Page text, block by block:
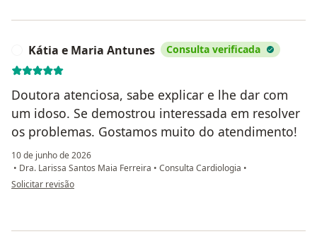
Kátia e Maria Antunes Consulta verificada
Doutora atenciosa, sabe explicar e lhe dar com
um idoso. Se demostrou interessada em resolver
os problemas. Gostamos muito do atendimento!
10 de junho de 2026
• Dra. Larissa Santos Maia Ferreira • Consulta Cardiologia •
na opinião do utilizador Kátia e Maria Antunes
Solicitar revisão